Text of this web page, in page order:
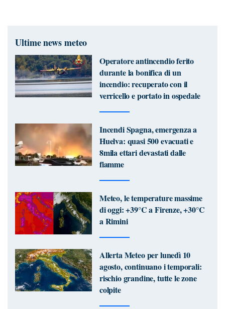
Ultime news meteo
Operatore antincendio ferito
durante la bonifica di un
incendio: recuperato con il
verricello e portato in ospedale
Incendi Spagna, emergenza a
Huelva: quasi 500 evacuati e
8mila ettari devastati dalle
fiamme
Meteo, le temperature massime
di oggi: +39°C a Firenze, +30°C
a Rimini
Allerta Meteo per lunedì 10
agosto, continuano i temporali:
rischio grandine, tutte le zone
colpite